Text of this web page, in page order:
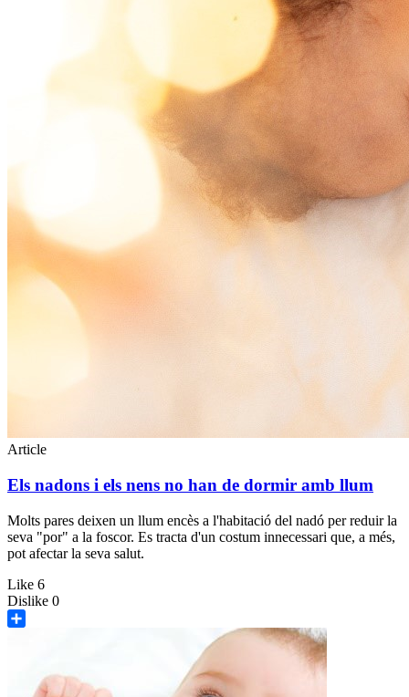
Article
Els nadons i els nens no han de dormir amb llum
Molts pares deixen un llum encès a l'habitació del nadó per reduir la
seva "por" a la foscor. Es tracta d'un costum innecessari que, a més,
pot afectar la seva salut.
Like 6
Dislike 0